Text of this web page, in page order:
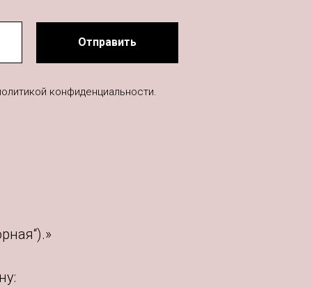
Отправить
конфиденциальности.